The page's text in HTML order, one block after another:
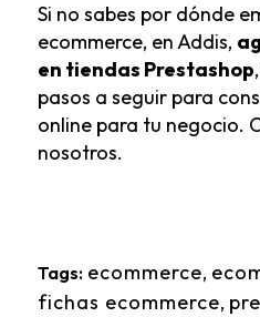
Si no sabes por dónde
ecommerce, en Addis,
en tiendas Prestashop
pasos a seguir para
online para tu negocio.
nosotros.
Tags: ecommerce,
fichas ecommerce,